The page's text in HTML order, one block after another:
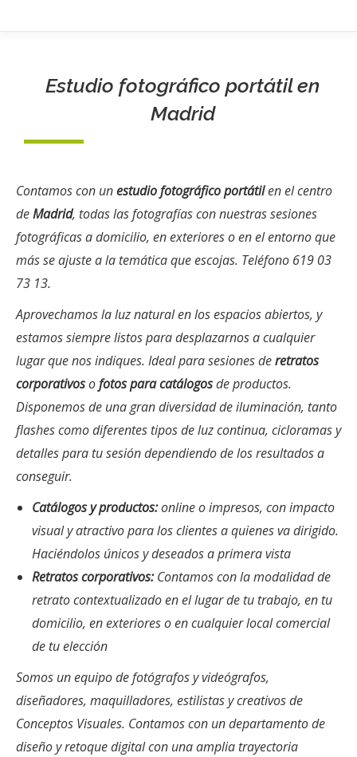
Estudio fotográfico portátil en
Madrid
Contamos con unestudio fotográfico portátilen el centro
deMadrid, todas las fotografías con nuestras sesiones
fotográficas a domicilio, en exteriores o en el entorno que
más se ajuste a la temática que escojas. Teléfono 619 03
73 13.
Aprovechamos la luz natural en los espacios abiertos, y
estamos siempre listos para desplazarnos a cualquier
lugar que nos indiques. Ideal para sesiones deretratos
corporativosofotos para catálogosde productos.
Disponemos de una gran diversidad de iluminación, tanto
flashes como diferentes tipos de luz continua, cicloramas y
detalles para tu sesión dependiendo de los resultados a
conseguir.
Catálogos y productos:online o impresos, con impacto
visual y atractivo para los clientes a quienes va dirigido.
Haciéndolos únicos y deseados a primera vista
Retratos corporativos:Contamos con la modalidad de
retrato contextualizado en el lugar de tu trabajo, en tu
domicilio, en exteriores o en cualquier local comercial
de tu elección
Somos un equipo de fotógrafos y videógrafos,
diseñadores, maquilladores, estilistas y creativos de
Conceptos Visuales. Contamos con un departamento de
diseño y retoque digital con una amplia trayectoria